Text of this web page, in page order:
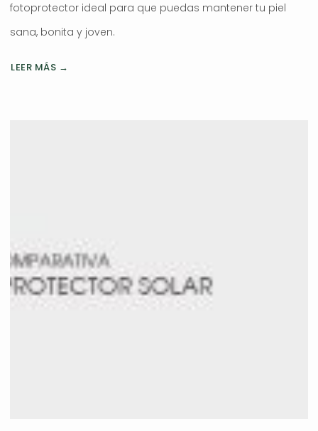
fotoprotector ideal para que puedas mantener tu piel
sana, bonita y joven.
LEER MÁS →